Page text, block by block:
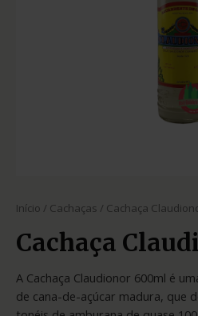
Início / Cachaças / Cachaça
Cachaça
A Cachaça Claudionor 600ml é
de cana-de-açúcar madura, que